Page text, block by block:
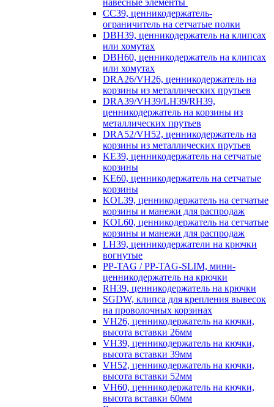
навесные элементы
CC39, ценникодержатель-
ограничитель на сетчатые полки
DBH39, ценникодержатель на клипсах
или хомутах
DBH60, ценникодержатель на клипсах
или хомутах
DRA26/VH26, ценникодержатель на
корзины из металлических прутьев
DRA39/VH39/LH39/RH39,
ценникодержатель на корзины из
металлических прутьев
DRA52/VH52, ценникодержатель на
корзины из металлических прутьев
KE39, ценникодержатель на сетчатые
корзины
KE60, ценникодержатель на сетчатые
корзины
KOL39, ценникодержатель на сетчатые
корзины и манежи для распродаж
KOL60, ценникодержатель на сетчатые
корзины и манежи для распродаж
LH39, ценникодержатели на крючки
вогнутые
PP-TAG / PP-TAG-SLIM, мини-
ценникодержатель на крючки
RH39, ценникодержатель на крючки
SGDW, клипса для крепления вывесок
на проволочных корзинах
VH26, ценникодержатель на кючки,
высота вставки 26мм
VH39, ценникодержатель на кючки,
высота вставки 39мм
VH52, ценникодержатель на кючки,
высота вставки 52мм
VH60, ценникодержатель на кючки,
высота вставки 60мм